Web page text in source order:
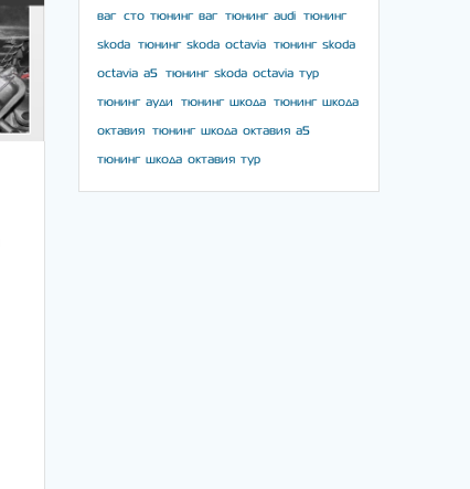
ваг сто тюнинг ваг тюнинг audi тюнинг
skoda тюнинг skoda octavia тюнинг skoda
octavia a5 тюнинг skoda octavia тур
тюнинг ауди тюнинг шкода тюнинг шкода
октавия тюнинг шкода октавия а5
тюнинг шкода октавия тур